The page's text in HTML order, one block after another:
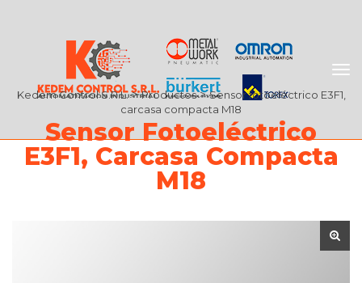
Kedem Control S.R.L. > Producto > Sensor fotoeléctrico E3F1,
carcasa compacta M18
Sensor Fotoeléctrico
E3F1, Carcasa Compacta
M18